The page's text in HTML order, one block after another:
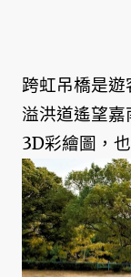
跨虹吊橋是
溢洪道遙望
3D彩繪圖，